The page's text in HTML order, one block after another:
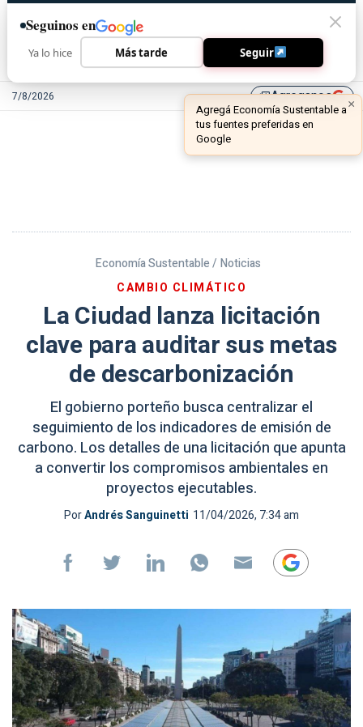
7/8/2026 library_addAgreganos
Economía Sustentable / Noticias
CAMBIO CLIMÁTICO
La Ciudad lanza licitación
clave para auditar sus metas
de descarbonización
El gobierno porteño busca centralizar el
seguimiento de los indicadores de emisión de
carbono. Los detalles de una licitación que apunta
a convertir los compromisos ambientales en
proyectos ejecutables.
PorAndrés Sanguinetti 11/04/2026, 7:34 am
Seguinos en
Ya lo hice Más tarde Seguir